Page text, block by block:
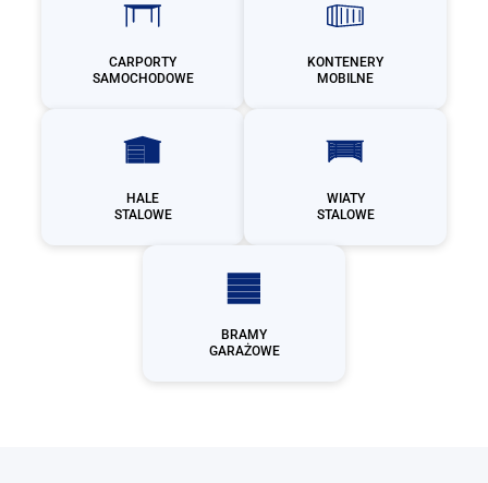
CARPORTY
SAMOCHODOWE
KONTENERY
MOBILNE
HALE
STALOWE
WIATY
STALOWE
BRAMY
GARAŻOWE